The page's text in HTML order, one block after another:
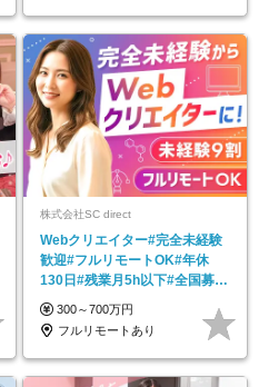
株式会社SC direct
Webクリエイター#完全未経験
歓迎#フルリモートOK#年休
130日#残業月5h以下#全国募集
#最大1年の研修
300～700万円
フルリモートあり